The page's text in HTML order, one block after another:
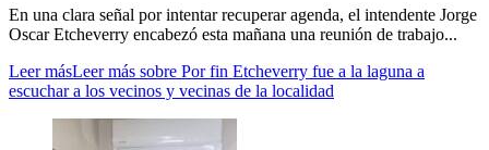
En una clara señal por intentar recuperar agenda, el intendente Jorge
Oscar Etcheverry encabezó esta mañana una reunión de trabajo...
Leer másLeer más sobre Por fin Etcheverry fue a la laguna a
escuchar a los vecinos y vecinas de la localidad